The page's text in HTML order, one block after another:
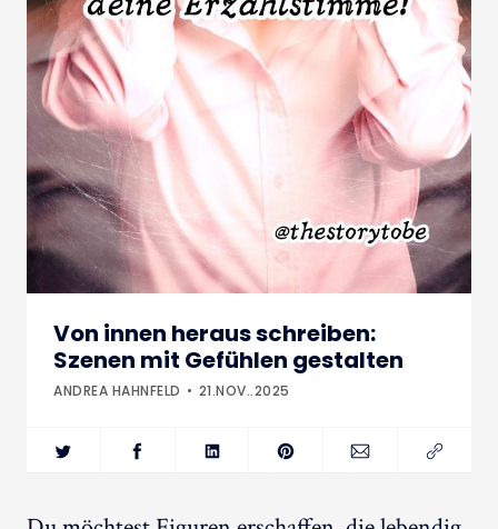
Von innen heraus schreiben:
Szenen mit Gefühlen gestalten
ANDREA HAHNFELD 21.NOV..2025